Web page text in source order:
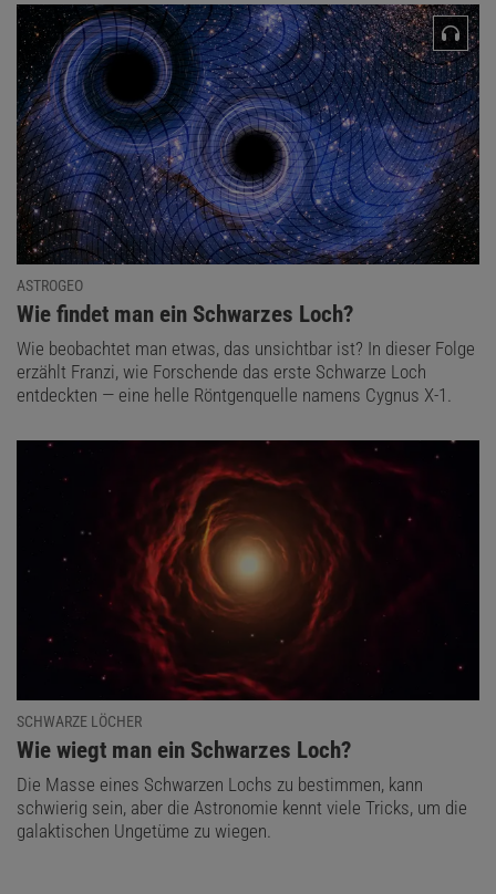
ASTROGEO
:
Wie findet man ein Schwarzes Loch?
Wie beobachtet man etwas, das unsichtbar ist? In dieser Folge
erzählt Franzi, wie Forschende das erste Schwarze Loch
entdeckten — eine helle Röntgenquelle namens Cygnus X-1.
SCHWARZE LÖCHER
:
Wie wiegt man ein Schwarzes Loch?
Die Masse eines Schwarzen Lochs zu bestimmen, kann
schwierig sein, aber die Astronomie kennt viele Tricks, um die
galaktischen Ungetüme zu wiegen.